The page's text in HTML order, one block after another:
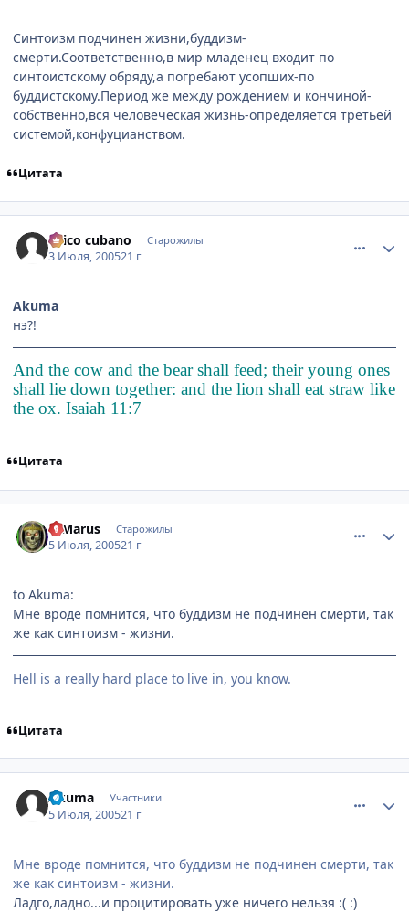
Синтоизм подчинен жизни,буддизм-
смерти.Соответственно,в мир младенец входит по
синтоистскому обряду,а погребают усопших-по
буддистскому.Период же между рождением и кончиной-
собственно,вся человеческая жизнь-определяется третьей
системой,конфуцианством.
Цитата
chico cubano Старожилы
3 Июля, 200521 г
Akuma
нэ?!
And the cow and the bear shall feed; their young ones
shall lie down together: and the lion shall eat straw like
the ox. Isaiah 11:7
Цитата
DjMarus Старожилы
5 Июля, 200521 г
to Akuma:
Мне вроде помнится, что буддизм не подчинен смерти, так
же как синтоизм - жизни.
Hell is a really hard place to live in, you know.
Цитата
Akuma Участники
5 Июля, 200521 г
Мне вроде помнится, что буддизм не подчинен смерти, так
же как синтоизм - жизни.
Ладго,ладно...и процитировать уже ничего нельзя :( :)